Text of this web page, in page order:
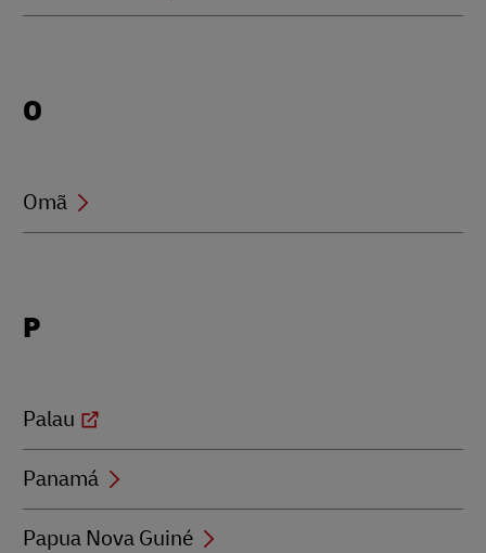
beginning
O
Omã
beginning
P
Palau
Panamá
Papua Nova Guiné